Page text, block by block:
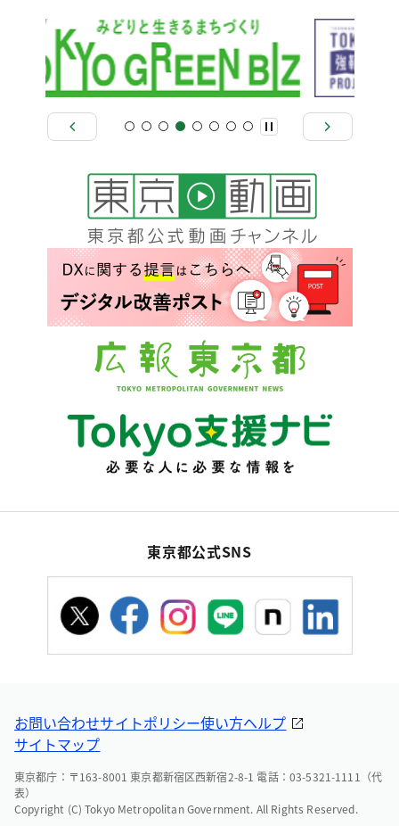
東京都公式SNS
お問い合わせサイトポリシー使い方ヘルプ
サイトマップ
東京都庁：〒163-8001 東京都新宿区西新宿2-8-1 電話：03-5321-1111（代
表）
Copyright (C) Tokyo Metropolitan Government. All Rights Reserved.